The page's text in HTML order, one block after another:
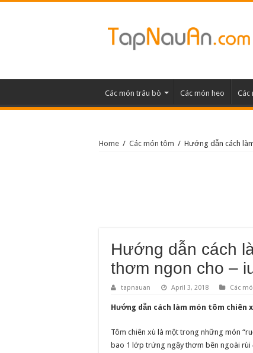
Các món trâu bò Các món heo Các
Home / Các món tôm / Hướng dẫn cách
Hướng dẫn cách
thơm ngon cho –
tapnauan April 3, 2018 Các
Hướng dẫn cách làm món tôm chiên
Tôm chiên xù là một trong những món
bao 1 lớp trứng ngậy thơm bên ngoài